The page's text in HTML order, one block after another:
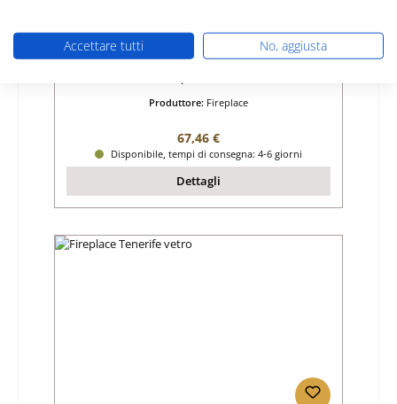
Fireplace Tenerife pietra laterale a destra
Produttore: Fireplace
Prezzo normale:
67,46 €
Disponibile, tempi di consegna: 4-6 giorni
Dettagli
Accettare tutti No, aggiusta